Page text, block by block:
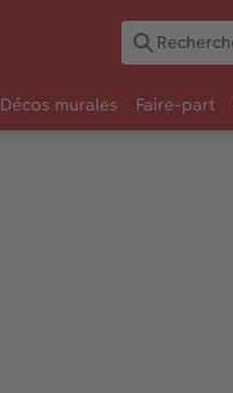
Décos murales Faire-part